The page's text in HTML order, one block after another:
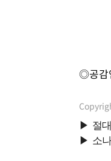
◎공감